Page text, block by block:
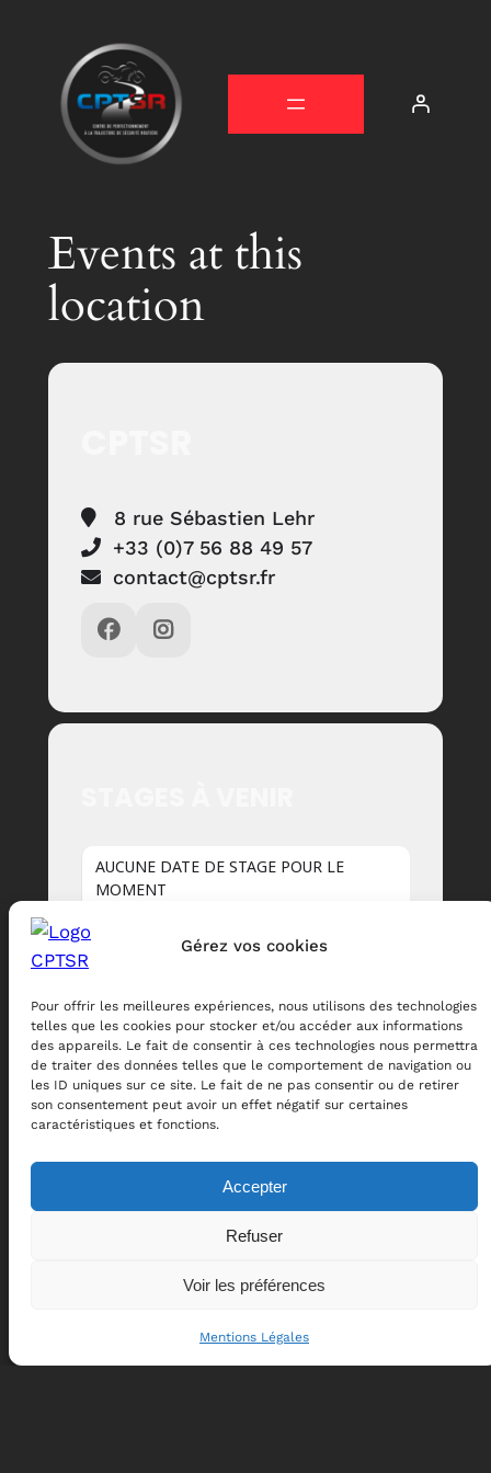
Gérez vos cookies
Pour offrir les meilleures expériences, nous utilisons des technologies
telles que les cookies pour stocker et/ou accéder aux informations
des appareils. Le fait de consentir à ces technologies nous permettra
de traiter des données telles que le comportement de navigation ou
les ID uniques sur ce site. Le fait de ne pas consentir ou de retirer
son consentement peut avoir un effet négatif sur certaines
caractéristiques et fonctions.
Accepter
Refuser
Voir les préférences
Mentions Légales
Events at this
location
8 rue Sébastien Lehr
+33 (0)7 56 88 49 57
contact@cptsr.fr
AUCUNE DATE DE STAGE POUR LE
MOMENT
CPTSR
Centre de perfectionnement à la trajectoire de
Calendrier
Mentions Légales
Conditions Générales de Vente